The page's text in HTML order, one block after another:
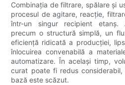
Combinația de filtrare, spălare și
procesul de agitare, reacție,
într-un singur recipient etanș.
precum o structură simplă, un
eficiență ridicată a producției,
înlocuirea convenabilă a
automatizare. În același timp,
curat poate fi redus
bază este scăzut.